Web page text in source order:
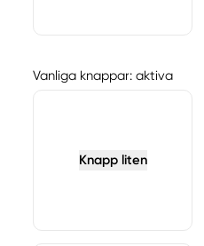
Vanliga knappar: aktiva
Knapp liten